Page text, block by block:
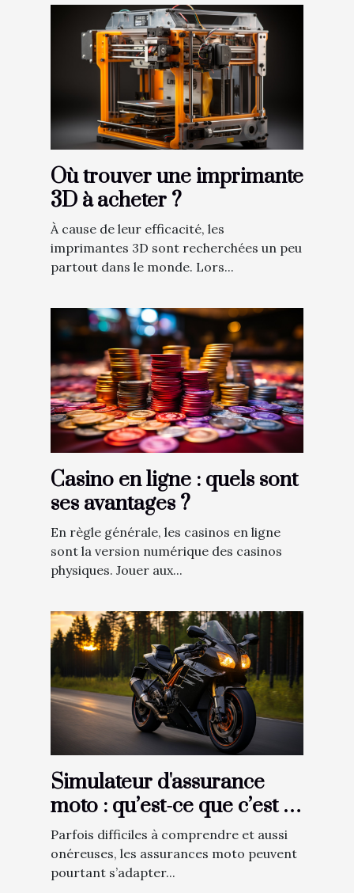
Où trouver une imprimante
3D à acheter ?
À cause de leur efficacité, les
imprimantes 3D sont recherchées un peu
partout dans le monde. Lors...
Casino en ligne : quels sont
ses avantages ?
En règle générale, les casinos en ligne
sont la version numérique des casinos
physiques. Jouer aux...
Simulateur d'assurance
moto : qu’est-ce que c’est et
pourquoi l’utiliser ?
Parfois difficiles à comprendre et aussi
onéreuses, les assurances moto peuvent
pourtant s’adapter...